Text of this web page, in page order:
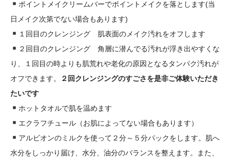
ポイントメイクリームバーでポイントメイクを落とします(当
日メイク次第でない場合もあります)
１回目のクレンジング 肌表面のメイク汚れをオフします
２回目のクレンジング 角層に潜んでる汚れが浮き出やすくな
り、１回目の時よりも肌荒れや老化の原因となるタンパク汚れが
オフできます。
２回クレンジングのすごさを是非ご体験いただき
たいです
ホットタオルで肌を温めます
エクラフチュール（お肌によってない場合もあります）
アルビオンのミルクを使って２分～５分パックをします。肌へ
水分をしっかり届け、水分、油分のバランスを整えます。また、